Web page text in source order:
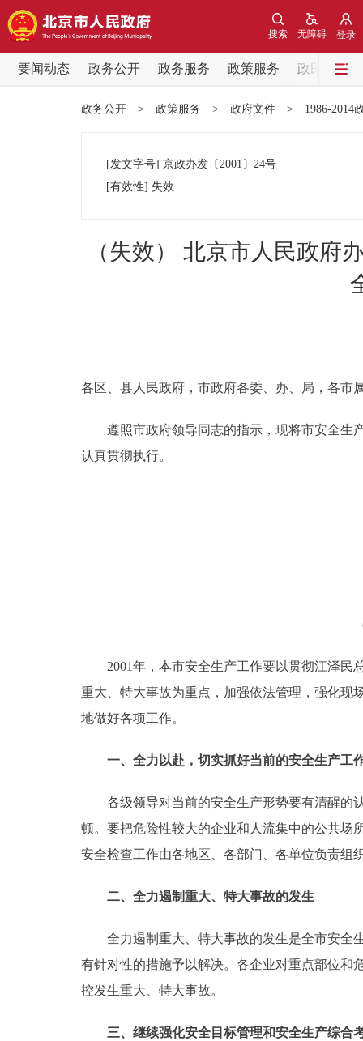
登录
无障碍
搜索
要闻动态 政务公开 政务服务 政策服务
政民互动
党中央精神
政务公开
政务服务
12345网上接诉即办
参与调查
走进北京
北京概况
绿色北京
ESPAÑOL
政务公开 > 政策服务 > 政府文件 > 1986-2014
[发文字号] 京政办发 〔2001〕 24号
[有效性] 失效
（失效） 北京市人民政府
各区、县人民政府，市政府各委、办、局，各市
遵照市政府领导同志的指示，现将市安全生产
认真贯彻执行。
2001年，本市安全生产工作要以贯彻江泽民
重大、特大事故为重点，加强依法管理，强化现
地做好各项工作。
一、全力以赴，切实抓好当前的安全生产工
各级领导对当前的安全生产形势要有清醒的认
顿。要把危险性较大的企业和人流集中的公共场
安全检查工作由各地区、各部门、各单位负责组
二、全力遏制重大、特大事故的发生
全力遏制重大、特大事故的发生是全市安全生
有针对性的措施予以解决。各企业对重点部位和
控发生重大、特大事故。
三、继续强化安全目标管理和安全生产综合